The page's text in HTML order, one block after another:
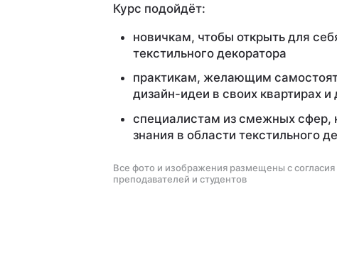
Курс подойдёт:
новичкам, чтобы открыть для
текстильного декоратора
практикам, желающим
дизайн-идеи в своих квартирах и
специалистам из смежных сфер,
знания в области текстильного
Все фото и изображения размещены с согласия
преподавателей и студентов